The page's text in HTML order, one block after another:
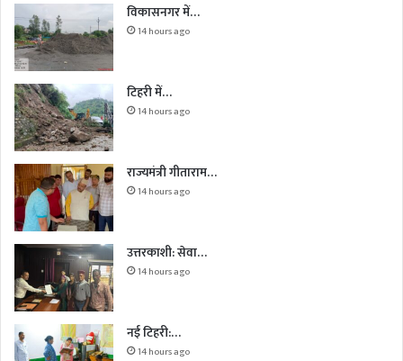
विकासनगर में…
14 hours ago
टिहरी में…
14 hours ago
राज्यमंत्री गीताराम…
14 hours ago
उत्तरकाशी: सेवा…
14 hours ago
नई टिहरी:…
14 hours ago